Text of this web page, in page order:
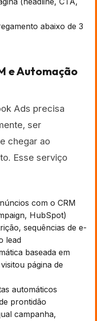
abaixo de 3
e Automação
Ads precisa
ser
chegar ao
Esse serviço
com o CRM
HubSpot)
sequências de e-
lead
baseada em
página de
automáticos
prontidão
campanha,